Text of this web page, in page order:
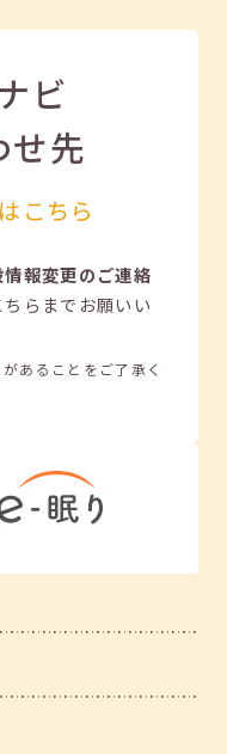
ビ
せ先
こちら
情報変更のご連絡
らまでお願いい
あることをご了承く